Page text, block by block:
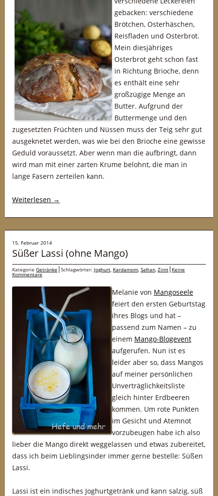
gebacken: verschiedene
Brötchen, Osterhäschen,
Reisfladen und Osterbrot.
Mein diesjähriges
Osterbrot geht schon fast
in Richtung Brioche, denn
es enthält eine sehr
großzügige Menge an
Butter. Aufgrund der
Buttermenge und den
zugesetzten Früchten und Nüssen muss der Teig sehr gut
ausgeknetet werden, was wie bei den Brioche eine gewisse
Geduld voraussetzt. Aber wenn man die aufbringt, dann
wird man mit einer zarten Krume belohnt, die man in
lange Fasern zerteilen kann.
Weiterlesen →
15. Februar 2014
Süßer Lassi (ohne Mango)
Kategorie Getränke Schlagwörter: Joghurt, Kardamom, Safran, Zimt Keine
Kommentare
Melanie von Mangoseele
feiert den ersten Geburtstag
ihres Blogs und hat –
passend zum Namen – zu
einem Mango-Blogevent
aufgerufen. Nun ist es
leider aber so, dass Mangos
auf meiner persönlichen
Unverträglichkeitsliste
gleich hinter Erdbeeren
kommen. Um rote Punkten
im Gesicht und Atemnot
vorzubeugen habe ich also
lieber die Mango direkt weggelassen und etwas zubereitet,
dass ich beim Lieblingsinder immer gerne bestelle: Süßen
Lassi.
Lassi ist ein indisches Joghurtgetränk und kann salzig, süß